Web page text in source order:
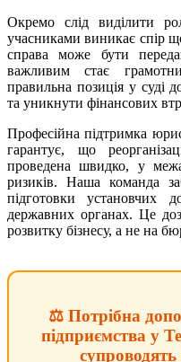
Окремо слід виділити
учасниками виникає спір
справа може бути
важливим стає
правильна позиція у суді
та уникнути фінансових
Професійна підтримка
гарантує, що
проведена швидко, у
ризиків. Наша команда
підготовки установчих
державних органах. Це
розвитку бізнесу, а не на
⚖️ Потрібна
підприємства у